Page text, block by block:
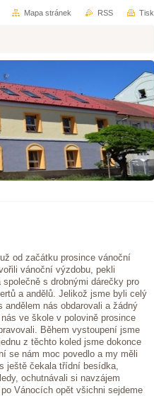
od začátku prosince vánoční
vánoční výzdobu, pekli
s drobnými dárečky pro
a andělů. Jelikož jsme byli celý
nás obdarovali a žádný
ve škole v polovině prosince
Během vystoupení jsme
z těchto koled jsme dokonce
se nám moc povedlo a my měli
ještě čekala třídní besídka,
ochutnávali si navzájem
Vánocích opět všichni sejdeme
Mapa stránek RSS Tisk